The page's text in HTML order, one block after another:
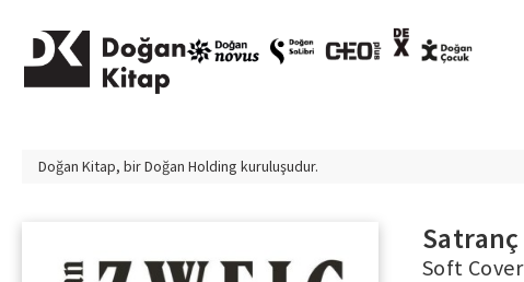
Doğan Kitap, birDoğan Holding kuruluşudur.
Satranç
Soft Cover